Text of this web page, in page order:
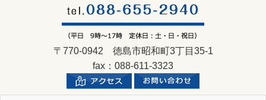
〒770-0942 徳島市昭和町3丁目35-1
fax：088-611-3323